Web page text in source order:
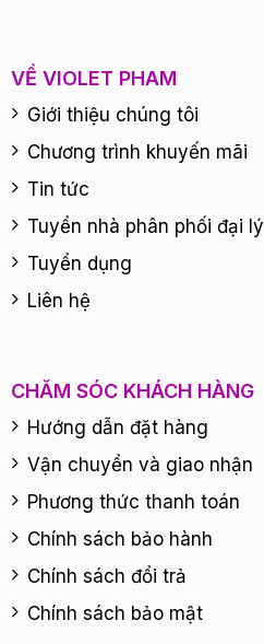
VỀ VIOLET PHAM
Giới thiệu chúng tôi
Chương trình khuyến mãi
Tin tức
Tuyển nhà phân phối đại lý
Tuyển dụng
Liên hệ
CHĂM SÓC KHÁCH HÀNG
Hướng dẫn đặt hàng
Vận chuyển và giao nhận
Phương thức thanh toán
Chính sách bảo hành
Chính sách đổi trả
Chính sách bảo mật